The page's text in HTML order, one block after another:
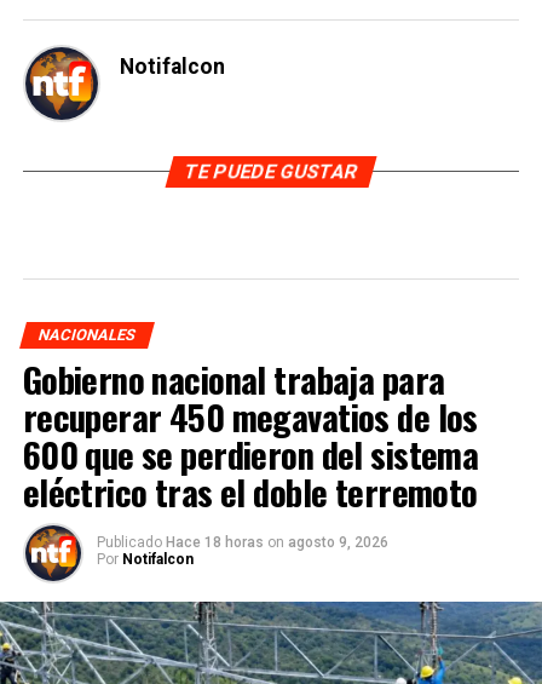
Notifalcon
TE PUEDE GUSTAR
NACIONALES
Gobierno nacional trabaja para
recuperar 450 megavatios de los
600 que se perdieron del sistema
eléctrico tras el doble terremoto
Publicado Hace 18 horas on agosto 9, 2026
Por Notifalcon